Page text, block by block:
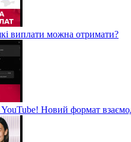
виплати можна отримати?
Новий формат